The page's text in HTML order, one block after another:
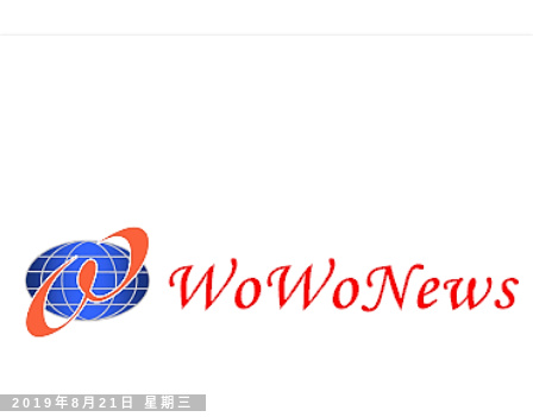
2019年8月21日 星期三